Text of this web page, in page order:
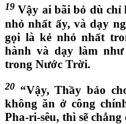
19 Vậy ai bãi bỏ dù chỉ
nhỏ nhất ấy, và dạy
gọi là kẻ nhỏ nhất
hành và dạy làm
trong Nước Trời.
20 “Vậy, Thầy bảo
không ăn ở công
Pha-ri-sêu, thì sẽ